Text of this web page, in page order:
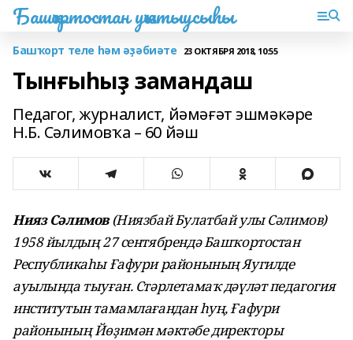
Башҡортостан уҡытыусыһы
Башҡорт теле һәм әҙәбиәте 23 ОКТЯБРЯ 2018, 10:55
Тынғыһыҙ замандаш
Педагог, журналист, йәмәғәт эшмәкәре
Н.Б. Сәлимовҡа – 60 йәш
Нияз Сәлимов(Ниязбай Булатбай улы Сәлимов)
1958 йылдың 27 сентябрендә Башҡортостан
Республикаһы Ғафури районының Яугилде
ауылында тыуған. Стәрлетамаҡ дәүләт педагогия
институтын тамамлағандан һуң, Ғафури
районының Йөҙимән мәктәбе директоры